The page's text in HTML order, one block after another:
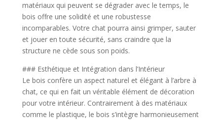
matériaux qui peuvent se dégrader avec le temps, le
bois offre une solidité et une robustesse
incomparables. Votre chat pourra ainsi grimper, sauter
et jouer en toute sécurité, sans craindre que la
structure ne cède sous son poids.
### Esthétique et Intégration dans l’Intérieur
Le bois confère un aspect naturel et élégant à l’arbre à
chat, ce qui en fait un véritable élément de décoration
pour votre intérieur. Contrairement à des matériaux
comme le plastique, le bois s’intègre harmonieusement